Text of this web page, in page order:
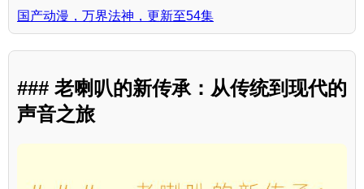
国产动漫，万界法神，更新至54集
### 老喇叭的新传承：从传统到现代的
声音之旅